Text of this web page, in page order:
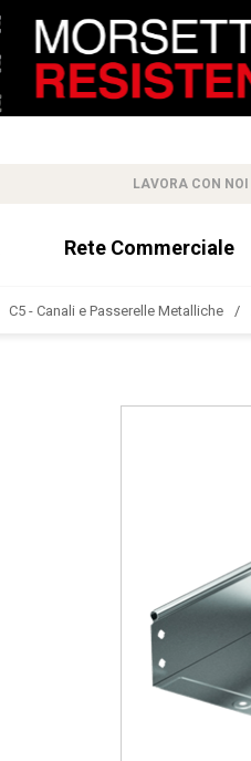
LAVORA CON NOI
Rete Commerciale
C5 - Canali e Passerelle Metalliche